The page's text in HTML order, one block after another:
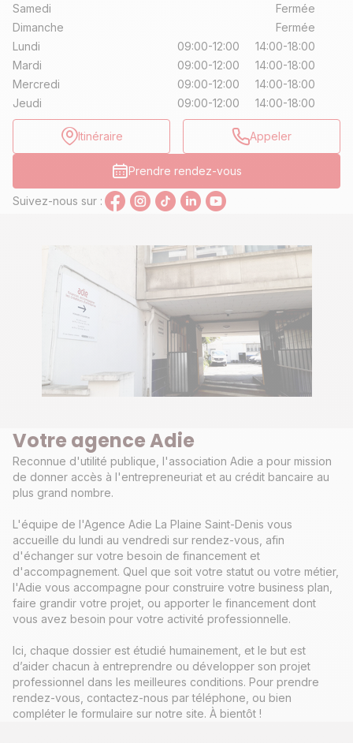
Samedi
Fermée
Dimanche
Fermée
Lundi
09:00-12:00
14:00-18:00
Mardi
09:00-12:00
14:00-18:00
Mercredi
09:00-12:00
14:00-18:00
Jeudi
09:00-12:00 14:00-18:00
Itinéraire Appeler
Prendre rendez-vous
Suivez-nous sur :
Votre agence Adie
Reconnue d'utilité publique, l'association Adie a pour mission
de donner accès à l'entrepreneuriat et au crédit bancaire au
plus grand nombre.
L'équipe de l'Agence Adie La Plaine Saint-Denis vous
accueille du lundi au vendredi sur rendez-vous, afin
d'échanger sur votre besoin de financement et
d'accompagnement. Quel que soit votre statut ou votre métier,
l'Adie vous accompagne pour construire votre business plan,
faire grandir votre projet, ou apporter le financement dont
vous avez besoin pour votre activité professionnelle.
Ici, chaque dossier est étudié humainement, et le but est
d’aider chacun à entreprendre ou développer son projet
professionnel dans les meilleures conditions. Pour prendre
rendez-vous, contactez-nous par téléphone, ou bien
compléter le formulaire sur notre site. À bientôt !